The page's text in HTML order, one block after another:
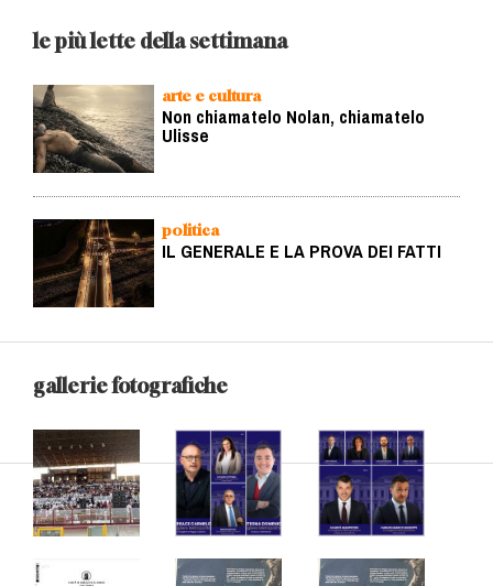
le più lette della settimana
arte e cultura
Non chiamatelo Nolan, chiamatelo
Ulisse
politica
IL GENERALE E LA PROVA DEI FATTI
gallerie fotografiche